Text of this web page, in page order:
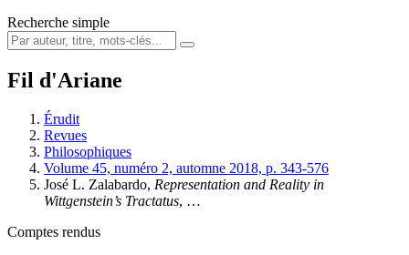
Recherche simple
Fil d'Ariane
Érudit
Revues
Philosophiques
Volume 45, numéro 2, automne 2018, p. 343-576
José L. Zalabardo, Representation and Reality in
Wittgenstein’s Tractatus, …
Comptes rendus